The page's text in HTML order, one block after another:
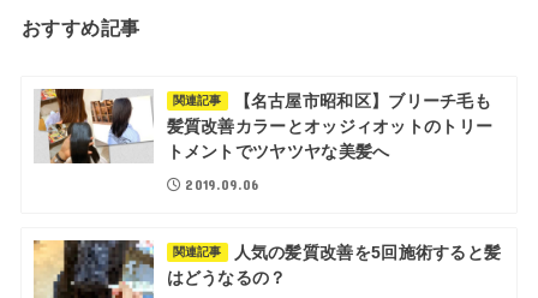
おすすめ記事
関連記事
【名古屋市昭和区】ブリーチ毛も
髪質改善カラーとオッジィオットのトリー
トメントでツヤツヤな美髪へ
2019.09.06
関連記事
人気の髪質改善を5回施術すると髪
はどうなるの？